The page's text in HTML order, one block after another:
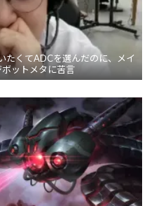
たくてADCを選んだのに、メイ
ットメタに苦言